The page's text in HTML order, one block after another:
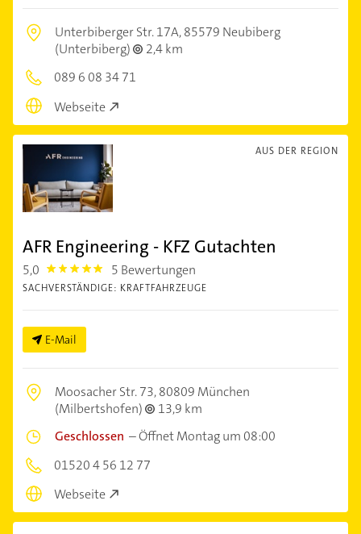
Unterbiberger Str. 17A,85579 Neubiberg
(Unterbiberg)
2,4 km
089 6 08 34 71
Webseite
AUS DER REGION
AFR Engineering - KFZ Gutachten
5,0 5.0 5 Bewertungen
SACHVERSTÄNDIGE: KRAFTFAHRZEUGE
E-Mail
Moosacher Str. 73,80809 München
(Milbertshofen)
13,9 km
Geschlossen –Öffnet Montag um 08:00
01520 4 56 12 77
Webseite